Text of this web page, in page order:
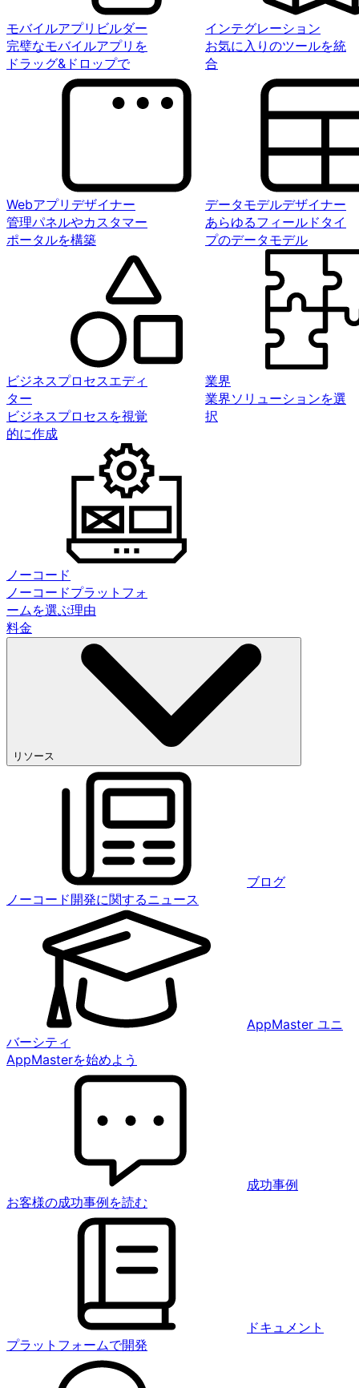
モバイルアプリビルダー
完璧なモバイルアプリを
ドラッグ&ドロップで
インテグレーション
お気に入りのツールを統
合
Webアプリデザイナー
管理パネルやカスタマー
ポータルを構築
データモデルデザイナー
あらゆるフィールドタイ
プのデータモデル
ビジネスプロセスエディ
ター
ビジネスプロセスを視覚
的に作成
業界
業界ソリューションを選
択
ノーコード
ノーコードプラットフォ
ームを選ぶ理由
料金
リソース
ブログ
ノーコード開発に関するニュース
AppMaster ユニ
バーシティ
AppMasterを始めよう
成功事例
お客様の成功事例を読む
ドキュメント
プラットフォームで開発